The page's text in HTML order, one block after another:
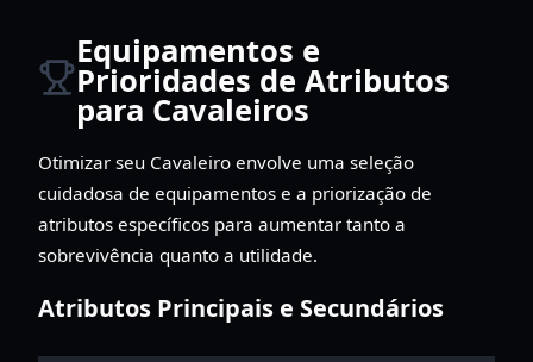
Equipamentos e
Prioridades de Atributos
para Cavaleiros
Otimizar seu Cavaleiro envolve uma seleção
cuidadosa de equipamentos e a priorização de
atributos específicos para aumentar tanto a
sobrevivência quanto a utilidade.
Atributos Principais e Secundários